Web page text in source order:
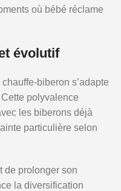
où bébé réclame
évolutif
biberon s’adapte
polyvalence
les biberons déjà
particulière selon
de prolonger son
la diversification